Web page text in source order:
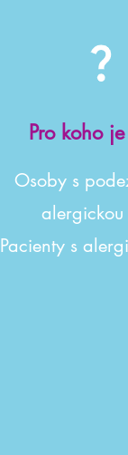
Pro koho
Osoby s
Pacienty s